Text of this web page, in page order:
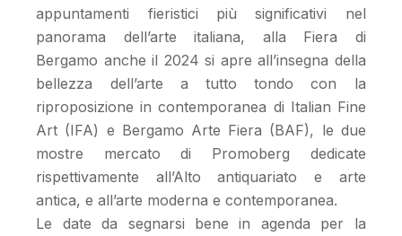
appuntamenti fieristici più significativi nel
panorama dell’arte italiana, alla Fiera di
Bergamo anche il 2024 si apre all’insegna della
bellezza dell’arte a tutto tondo con la
riproposizione in contemporanea di Italian Fine
Art (IFA) e Bergamo Arte Fiera (BAF), le due
mostre mercato di Promoberg dedicate
rispettivamente all’Alto antiquariato e arte
antica, e all’arte moderna e contemporanea.
Le date da segnarsi bene in agenda per la